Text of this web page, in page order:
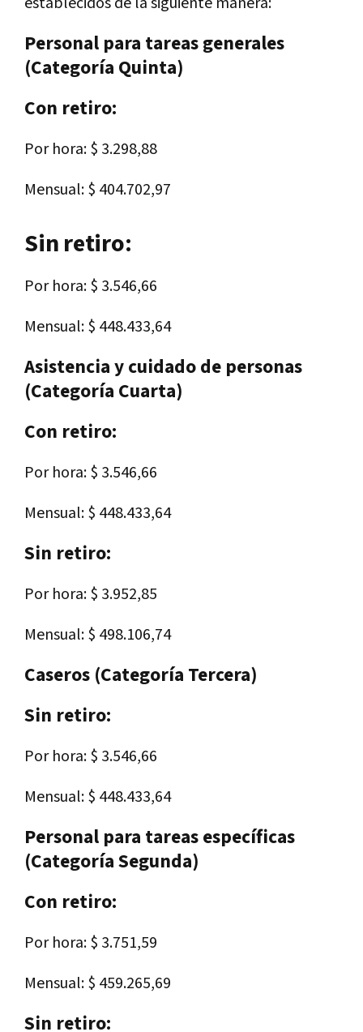
Personal para tareas generales
(Categoría Quinta)
Con retiro:
Por hora: $ 3.298,88
Mensual: $ 404.702,97
Sin retiro:
Por hora: $ 3.546,66
Mensual: $ 448.433,64
Asistencia y cuidado de personas
(Categoría Cuarta)
Con retiro:
Por hora: $ 3.546,66
Mensual: $ 448.433,64
Sin retiro:
Por hora: $ 3.952,85
Mensual: $ 498.106,74
Caseros (Categoría Tercera)
Sin retiro:
Por hora: $ 3.546,66
Mensual: $ 448.433,64
Personal para tareas específicas
(Categoría Segunda)
Con retiro:
Por hora: $ 3.751,59
Mensual: $ 459.265,69
Sin retiro: